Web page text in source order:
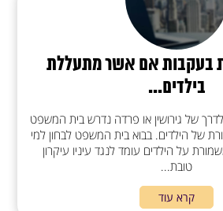
בעקבות אם אשר מתעללת
בילדים...
של גירושין או פרדה נדרש בית המשפט
של הילדים. בבוא בית המשפט לבחון למי
על הילדים עומד לנגד עיניו עיקרון
טובת...
קרא עוד